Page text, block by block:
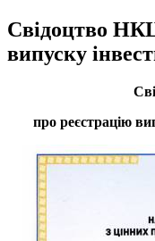
Свідоцтво
випуску
про реєстрацію